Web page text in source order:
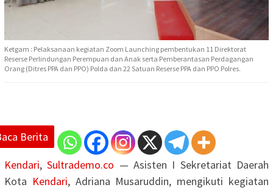
Ketgam : Pelaksanaan kegiatan Zoom Launching pembentukan 11 Direktorat
Reserse Perlindungan Perempuan dan Anak serta Pemberantasan Perdagangan
Orang (Ditres PPA dan PPO) Polda dan 22 Satuan Reserse PPA dan PPO Polres.
Berita
Kendari,Sultrademo.co — Asisten I Sekretariat Daerah
Kota Kendari, Adriana Musaruddin, mengikuti kegiatan